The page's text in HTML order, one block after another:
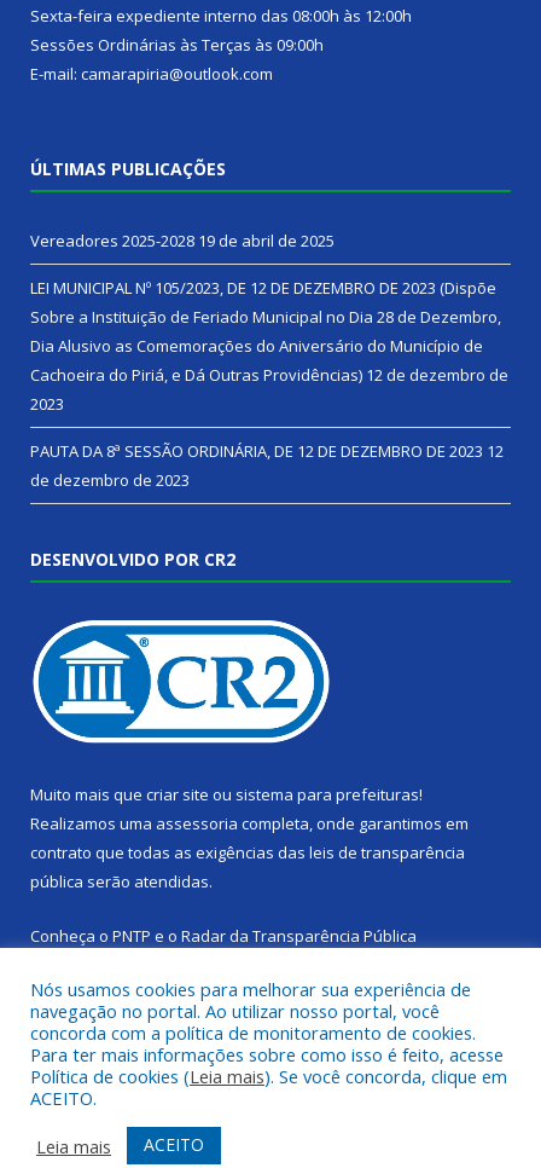
Sexta-feira expediente interno das 08:00h às 12:00h
Sessões Ordinárias às Terças às 09:00h
E-mail: camarapiria@outlook.com
ÚLTIMAS PUBLICAÇÕES
Vereadores 2025-2028 19 de abril de 2025
LEI MUNICIPAL Nº 105/2023, DE 12 DE DEZEMBRO DE 2023 (Dispõe
Sobre a Instituição de Feriado Municipal no Dia 28 de Dezembro,
Dia Alusivo as Comemorações do Aniversário do Município de
Cachoeira do Piriá, e Dá Outras Providências) 12 de dezembro de
2023
PAUTA DA 8ª SESSÃO ORDINÁRIA, DE 12 DE DEZEMBRO DE 2023 12
de dezembro de 2023
DESENVOLVIDO POR CR2
Muito mais que criar site ou sistema para prefeituras!
Realizamos uma assessoria completa, onde garantimos em
contrato que todas as exigências das leis de transparência
pública serão atendidas.
Conheça o PNTP e o Radar da Transparência Pública
Todos os direitos reservados a Câmara Municipal de Cachoeira
do Piriá.
Mapa do Site
Acessar Área Administrativa
Nós usamos cookies para melhorar sua experiência de
navegação no portal. Ao utilizar nosso portal, você
concorda com a política de monitoramento de cookies.
Para ter mais informações sobre como isso é feito, acesse
Política de cookies (Leia mais). Se você concorda, clique em
ACEITO.
Leia mais
ACEITO